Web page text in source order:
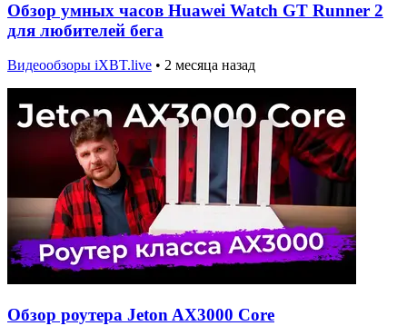
Обзор умных часов Huawei Watch GT Runner 2
для любителей бега
Видеообзоры iXBT.live • 2 месяца назад
Обзор роутера Jeton AX3000 Core